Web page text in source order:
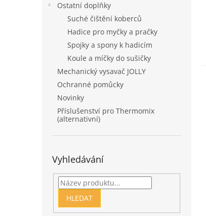
Ostatní doplňky
Suché čištění koberců
Hadice pro myčky a pračky
Spojky a spony k hadicím
Koule a míčky do sušičky
Mechanický vysavač JOLLY
Ochranné pomůcky
Novinky
Příslušenství pro Thermomix
(alternativní)
Vyhledávání
HLEDAT